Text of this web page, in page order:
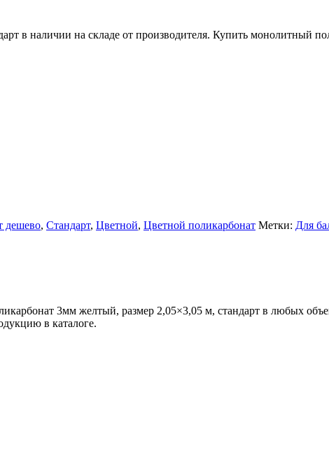
в наличии на складе от производителя. Купить монолитный
дешево, Стандарт, Цветной, Цветной поликарбонат Метки: Для
3мм желтый, размер 2,05×3,05 м, стандарт в любых
в каталоге.